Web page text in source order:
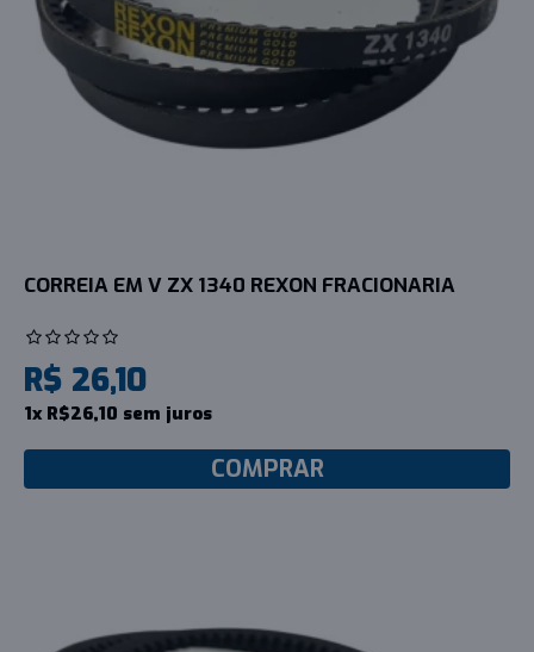
CORREIA EM V ZX 1340 REXON FRACIONARIA
R$ 26,10
1x R$26,10 sem juros
COMPRAR